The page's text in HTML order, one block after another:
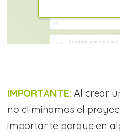
IMPORTANTE: Al crear
no eliminamos el
importante porque en